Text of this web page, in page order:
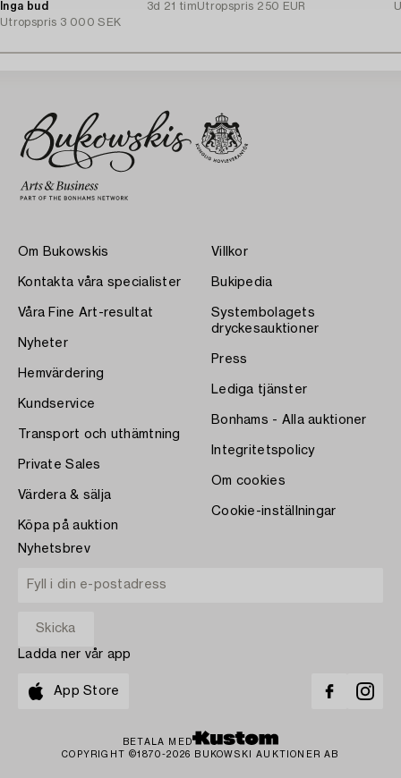
Inga bud
3d 21 tim
Utropspris 3 000 SEK
Utropspris 250 EUR
Om Bukowskis
Kontakta våra specialister
Våra Fine Art-resultat
Nyheter
Hemvärdering
Kundservice
Transport och uthämtning
Private Sales
Värdera & sälja
Köpa på auktion
Villkor
Bukipedia
Systembolagets
dryckesauktioner
Press
Lediga tjänster
Bonhams - Alla auktioner
Integritetspolicy
Om cookies
Cookie-inställningar
Nyhetsbrev
Ladda ner vår app
App Store
BETALA MED
COPYRIGHT ©1870-2026 BUKOWSKI AUKTIONER AB